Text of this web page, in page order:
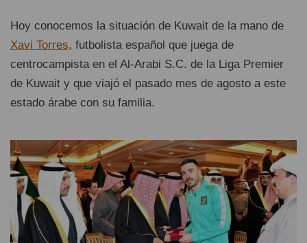
Hoy conocemos la situación de Kuwait de la mano de
Xavi Torres, futbolista español que juega de
centrocampista en el Al-Arabi S.C. de la Liga Premier
de Kuwait y que viajó el pasado mes de agosto a este
estado árabe con su familia.